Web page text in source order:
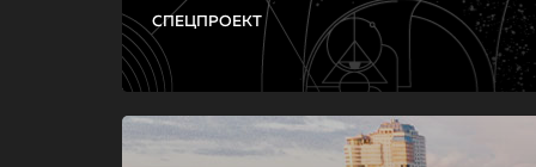
СПЕЦПРОЕКТ